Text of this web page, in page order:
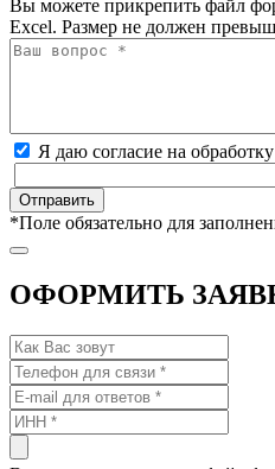
Вы можете прикрепить файл
Excel. Размер не должен
Я даю согласие на
*Поле обязательно для
ОФОРМИТЬ